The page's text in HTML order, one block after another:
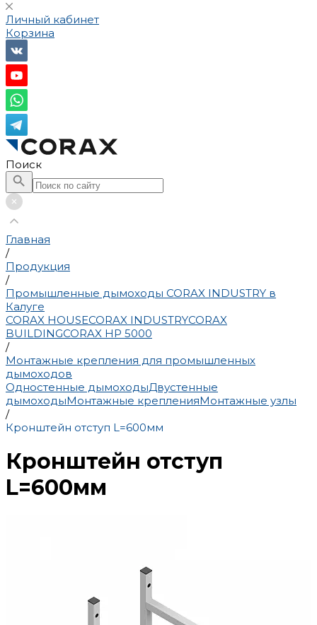
Личный кабинет
Корзина
Поиск
Главная
/
Продукция
/
Промышленные дымоходы CORAX INDUSTRY в
Калуге
CORAX HOUSECORAX INDUSTRYCORAX
BUILDINGCORAX HP 5000
/
Монтажные крепления для промышленных
дымоходов
Одностенные дымоходыДвустенные
дымоходыМонтажные крепленияМонтажные узлы
/
Кронштейн отступ L=600мм
Кронштейн отступ
L=600мм